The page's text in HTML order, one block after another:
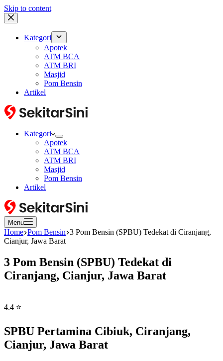
Skip to content
Kategori
Apotek
ATM BCA
ATM BRI
Masjid
Pom Bensin
Artikel
Kategori
Apotek
ATM BCA
ATM BRI
Masjid
Pom Bensin
Artikel
Menu
Home Pom Bensin 3 Pom Bensin (SPBU) Tedekat di Ciranjang,
Cianjur, Jawa Barat
3 Pom Bensin (SPBU) Tedekat di
Ciranjang, Cianjur, Jawa Barat
4.4 ⭐
SPBU Pertamina Cibiuk, Ciranjang,
Cianjur, Jawa Barat